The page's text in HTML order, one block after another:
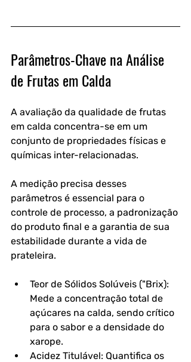
Parâmetros-Chave na Análise
de Frutas em Calda
A avaliação da qualidade de frutas
em calda concentra-se em um
conjunto de propriedades físicas e
químicas inter-relacionadas.
A medição precisa desses
parâmetros é essencial para o
controle de processo, a padronização
do produto final e a garantia de sua
estabilidade durante a vida de
prateleira.
Teor de Sólidos Solúveis ("Brix):
Mede a concentração total de
açúcares na calda, sendo crítico
para o sabor e a densidade do
xarope.
Acidez Titulável: Quantifica os